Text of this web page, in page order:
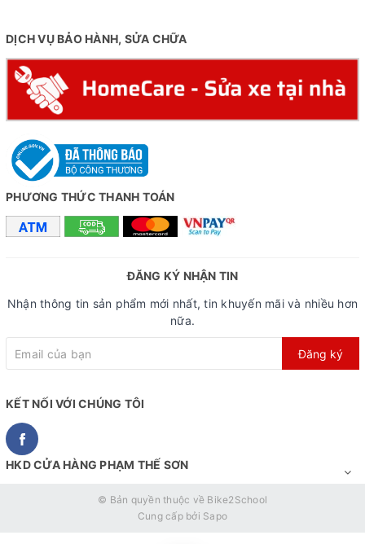
hấp thụ rung động từ mặt đường, mang lại cảm giác lái êm
ái hơn khi đi qua các đoạn đường xấu, ổ gà hoặc gờ giảm
tốc. Kết hợp lốp Kenda 24x1.95 - phù hợp cho các bạn học
sinh, người có chiều cao 1m40 - 1m60. Bộ bánh này mang
vượt qua các đoạn đường gồ ghề nhẹ.
Trang bị sẵn baga phía sau và bộ chắn bùn trước sau
DỊCH VỤ BẢO HÀNH, SỬA CHỮA
PHƯƠNG THỨC THANH TOÁN
ĐĂNG KÝ NHẬN TIN
Nhận thông tin sản phẩm mới nhất, tin khuyến mãi và nhiều hơn
nữa.
Đăng ký
KẾT NỐI VỚI CHÚNG TÔI
HKD CỬA HÀNG PHẠM THẾ SƠN
© Bản quyền thuộc về Bike2School
Cung cấp bởi Sapo